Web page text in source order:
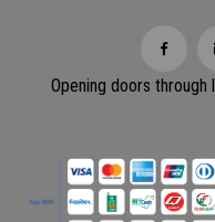
Opening doors through